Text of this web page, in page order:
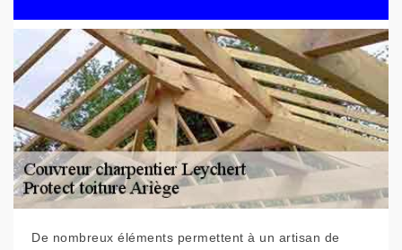
De nombreux éléments permettent à un artisan de